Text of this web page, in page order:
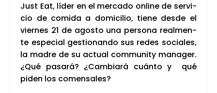
Just Eat, líder en el mer­ca­do onli­ne de ser­vi­
cio de comi­da a domi­ci­lio, tie­ne des­de el
vier­nes 21 de agos­to una per­so­na real­men­
te espe­cial ges­tio­nan­do sus redes socia­les,
la madre de su actual com­mu­nity mana­ger.
¿Qué pasa­rá? ¿Cam­bia­rá cuán­to y qué
piden los comen­sa­les?